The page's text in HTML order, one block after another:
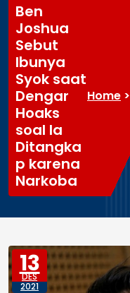
Ben
Joshua
Sebut
Ibunya
Syok saat
Dengar
Hoaks
soal Ia
Ditangka
p karena
Narkoba
Home >
13
DES
2021